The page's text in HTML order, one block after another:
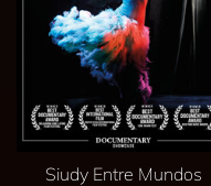
Siudy Entre Mundos